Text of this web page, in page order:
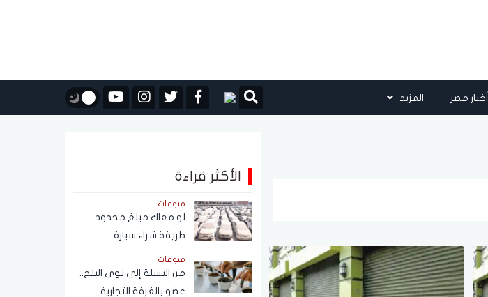
أخبار مصر المزيد
الأكثر قراءة
منوعات
لو معاك مبلغ محدود..
طريقة شراء سيارة
مستعملة من مزاد
حكومي بأسعار مناسبة
منوعات
من البسلة إلى نوى البلح..
عضو بالغرفة التجارية